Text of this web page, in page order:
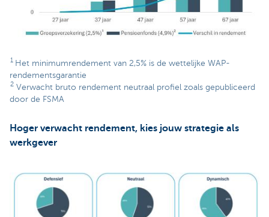
1 Het minimumrendement van 2,5% is de wettelijke WAP-
rendementsgarantie
2 Verwacht bruto rendement neutraal profiel zoals gepubliceerd
door de FSMA
Hoger verwacht rendement, kies jouw strategie als
werkgever